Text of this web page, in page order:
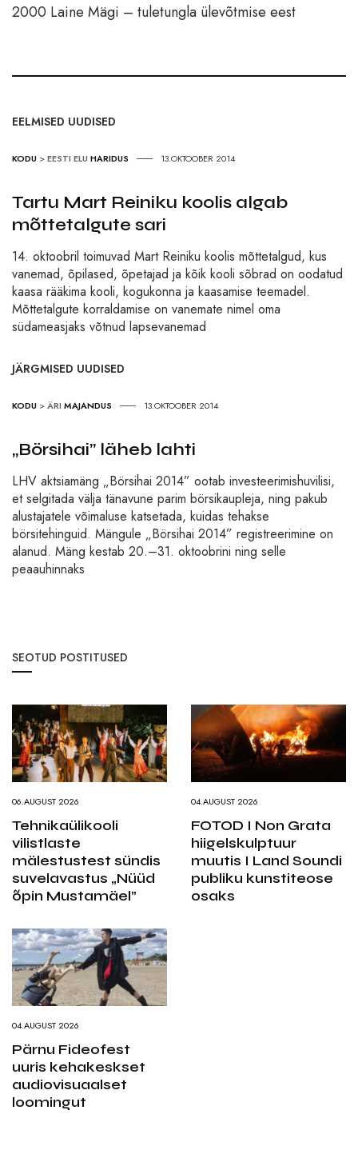
2000 Laine Mägi – tuletungla ülevõtmise eest
EELMISED UUDISED
KODU >EESTI ELU HARIDUS 13.OKTOOBER 2014
Tartu Mart Reiniku koolis algab
mõttetalgute sari
14. oktoobril toimuvad Mart Reiniku koolis mõttetalgud, kus
vanemad, õpilased, õpetajad ja kõik kooli sõbrad on oodatud
kaasa rääkima kooli, kogukonna ja kaasamise teemadel.
Mõttetalgute korraldamise on vanemate nimel oma
südameasjaks võtnud lapsevanemad
JÄRGMISED UUDISED
KODU >ÄRI MAJANDUS 13.OKTOOBER 2014
„Börsihai” läheb lahti
LHV aktsiamäng „Börsihai 2014” ootab investeerimishuvilisi,
et selgitada välja tänavune parim börsikaupleja, ning pakub
alustajatele võimaluse katsetada, kuidas tehakse
börsitehinguid. Mängule „Börsihai 2014” registreerimine on
alanud. Mäng kestab 20.–31. oktoobrini ning selle
peaauhinnaks
SEOTUD POSTITUSED
06.AUGUST 2026
Tehnikaülikooli
vilistlaste
mälestustest sündis
suvelavastus „Nüüd
õpin Mustamäel”
04.AUGUST 2026
FOTOD I Non Grata
hiigelskulptuur
muutis I Land Soundi
publiku kunstiteose
osaks
04.AUGUST 2026
Pärnu Fideofest
uuris kehakeskset
audiovisuaalset
loomingut